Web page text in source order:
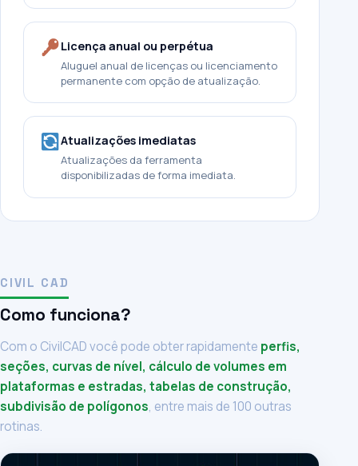
Licença anual ou perpétua
Aluguel anual de licenças ou licenciamento
permanente com opção de atualização.
Atualizações imediatas
Atualizações da ferramenta
disponibilizadas de forma imediata.
CIVIL CAD
Como funciona?
Com o CivilCAD você pode obter rapidamente perfis,
seções, curvas de nível, cálculo de volumes em
plataformas e estradas, tabelas de construção,
subdivisão de polígonos, entre mais de 100 outras
rotinas.